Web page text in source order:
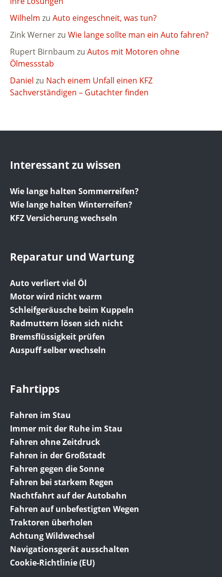
Wilhelm zu Auto eingeschneit, was tun?
Zink Wernerzu Wie lange sollte man ein Auto fahren?
Rupert Birnbaum zu Autos mit Motoren ohne
Ölmessstab
Daniel zu Nach einem Unfall einen KFZ
Sachverständigen – Gutachter finden
Interessant zu wissen
Wie lange halten Sommerreifen?
Wie lange halten Winterreifen?
KFZ Versicherung wechseln
Reparatur und Wartung
Auto verliert viel Öl
Motor wird nicht warm
Schleifgeräusche beim Kuppeln
Radmuttern lösen sich nicht
Bremsflüssigkeit prüfen
Auspuff selber wechseln
Fahrtipps
Fahren im Stau
Immer mit der Ruhe im Stau
Fahren ohne Zeitdruck
Fahren in der Großstadt
Fahren gegen die Sonne
Fahren bei starkem Regen
Nachtfahrt auf der Autobahn
Fahren auf unbefestigten Wegen
Traktoren überholen
Achtung Wildwechsel
Navigationsgerät ausschalten
Cookie-Richtlinie (EU)